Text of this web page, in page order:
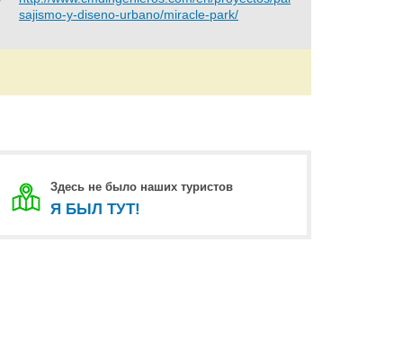
sajismo-y-diseno-urbano/miracle-park/
Здесь не было наших туристов
Я БЫЛ ТУТ!